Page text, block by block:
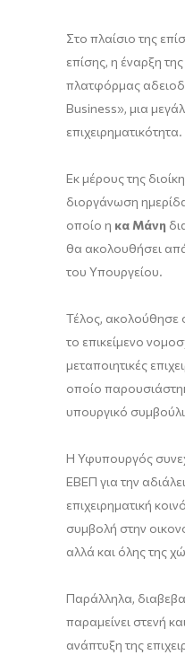
Στο πλαίσιο της
επίσης, η έναρξη
πλατφόρμας
Business», μια
επιχειρηματικότητα.
Εκ μέρους της
διοργάνωση
οποίο η κα Μάνη
θα ακολουθήσει
του Υπουργείου.
Τέλος, ακολούθησε
το επικείμενο
μεταποιητικές
οποίο
υπουργικό
Η Υφυπουργός
ΕΒΕΠ για την
επιχειρηματική
συμβολή στην
αλλά και όλης της
Παράλληλα,
παραμείνει στενή
ανάπτυξη της